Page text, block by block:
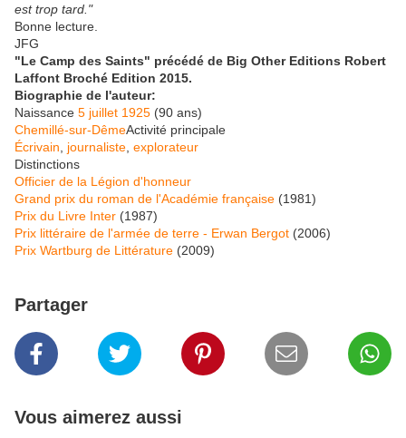
est trop tard."
Bonne lecture.
JFG
"Le Camp des Saints" précédé de Big Other Editions Robert
Laffont Broché Edition 2015.
Biographie de l'auteur:
Naissance 5 juillet 1925 (90 ans)
Chemillé-sur-DêmeActivité principale
Écrivain
journaliste explorateur
Distinctions
Officier de la Légion d'honneur
Grand prix du roman de l'Académie française (1981)
Prix du Livre Inter (1987)
Prix littéraire de l'armée de terre - Erwan Bergot (2006)
Prix Wartburg de Littérature (2009)
Partager
Vous aimerez aussi